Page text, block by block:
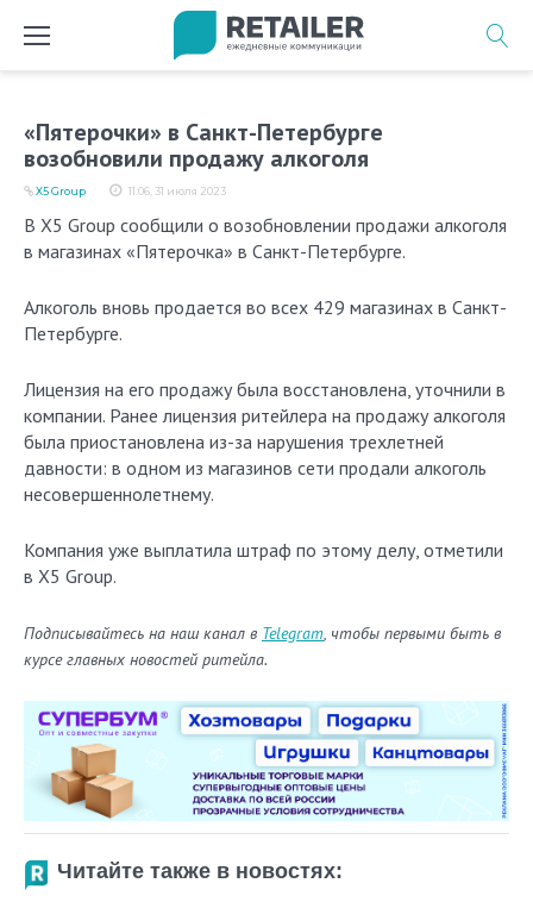
«Пятерочки» в Санкт-Петербурге
возобновили продажу алкоголя
11:06, 31 июля 2023
X5 Group
В X5 Group сообщили о возобновлении продажи алкоголя
в магазинах «Пятерочка» в Санкт-Петербурге.
Алкоголь вновь продается во всех 429 магазинах в Санкт-
Петербурге.
Лицензия на его продажу была восстановлена, уточнили в
компании. Ранее лицензия ритейлера на продажу алкоголя
была приостановлена из-за нарушения трехлетней
давности: в одном из магазинов сети продали алкоголь
несовершеннолетнему.
Компания уже выплатила штраф по этому делу, отметили
в X5 Group.
Подписывайтесь на наш канал в Telegram, чтобы первыми быть в
курсе главных новостей ритейла.
Читайте также в новостях: